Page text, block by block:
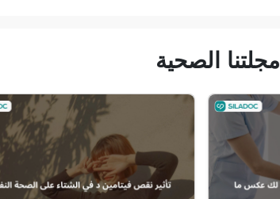
مجلتنا الصحية